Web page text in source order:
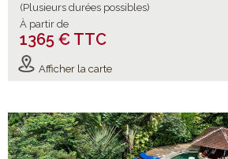
(Plusieurs durées possibles)
À partir de
1365 € TTC
Afficher la carte